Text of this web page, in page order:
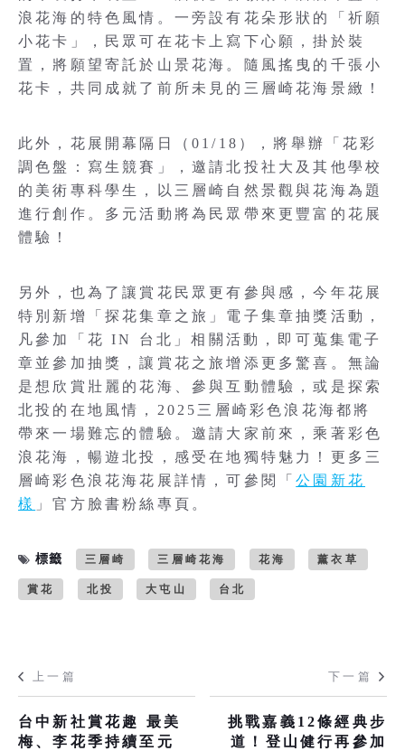
浪花海的特色風情。一旁設有花朵形狀的「祈願
小花卡」，民眾可在花卡上寫下心願，掛於裝
置，將願望寄託於山景花海。隨風搖曳的千張小
花卡，共同成就了前所未見的三層崎花海景緻！
此外，花展開幕隔日（01/18），將舉辦「花彩
調色盤：寫生競賽」，邀請北投社大及其他學校
的美術專科學生，以三層崎自然景觀與花海為題
進行創作。多元活動將為民眾帶來更豐富的花展
體驗！
另外，也為了讓賞花民眾更有參與感，今年花展
特別新增「探花集章之旅」電子集章抽獎活動，
凡參加「花 IN 台北」相關活動，即可蒐集電子
章並參加抽獎，讓賞花之旅增添更多驚喜。無論
是想欣賞壯麗的花海、參與互動體驗，或是探索
北投的在地風情，2025三層崎彩色浪花海都將
帶來一場難忘的體驗。邀請大家前來，乘著彩色
浪花海，暢遊北投，感受在地獨特魅力！更多三
層崎彩色浪花海花展詳情，可參閱「公園新花
樣 」官方臉書粉絲專頁。
標籤 三層崎 三層崎花海 花海 薰衣草
賞花 北投 大屯山 台北
上一篇
台中新社賞花趣 最美
梅、李花季持續至元
下一篇
挑戰嘉義12條經典步
道！登山健行再參加